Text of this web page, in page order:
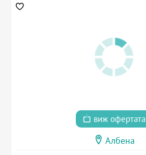
виж офертата
Албена